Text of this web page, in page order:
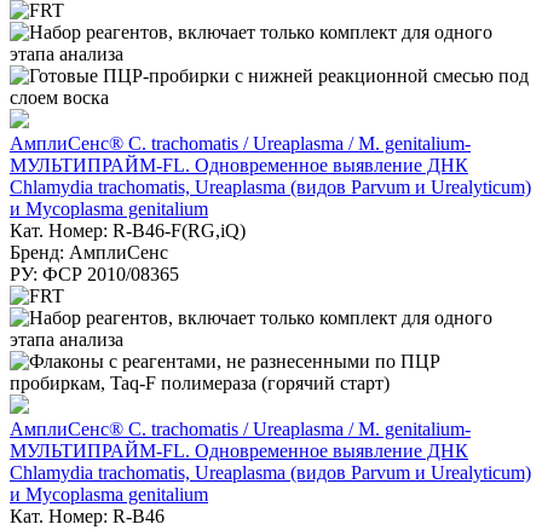
АмплиСенс® C. trachomatis / Ureaplasma / M. genitalium-
МУЛЬТИПРАЙМ-FL. Одновременное выявление ДНК
Chlamydia trachomatis, Ureaplasma (видов Parvum и Urealyticum)
и Mycoplasma genitalium
Кат. Номер: R-B46-F(RG,iQ)
Бренд: АмплиСенс
РУ: ФСР 2010/08365
АмплиСенс® C. trachomatis / Ureaplasma / M. genitalium-
МУЛЬТИПРАЙМ-FL. Одновременное выявление ДНК
Chlamydia trachomatis, Ureaplasma (видов Parvum и Urealyticum)
и Mycoplasma genitalium
Кат. Номер: R-B46